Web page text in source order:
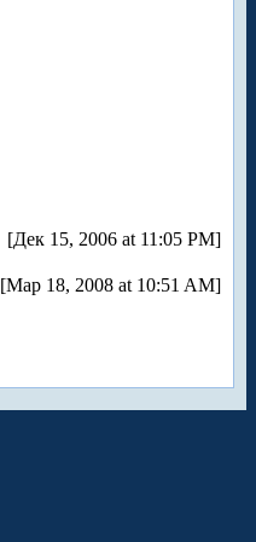
[Дек 15, 2006 at 11:05 PM]
[Мар 18, 2008 at 10:51 AM]